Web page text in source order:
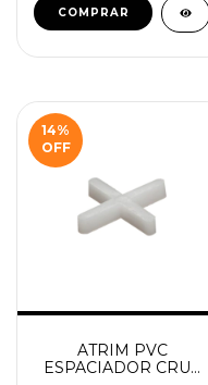
14%
OFF
ATRIM PVC
ESPACIADOR CRUZ